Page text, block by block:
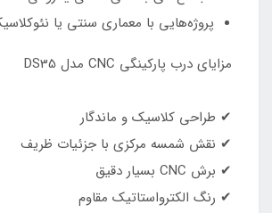
پروژه‌هایی با معماری سنتی یا
مزایای درب پارکینگی CNC مدل DS35
✔ طراحی کلاسیک و ماندگار
✔ نقش شمسه مرکزی با جزئیات ظریف
✔ برش CNC بسیار دقیق
✔ رنگ الکترواستاتیک مقاوم